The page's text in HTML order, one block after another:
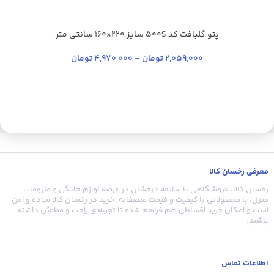
آبی کاربنیشیری ارغوانی+39
پتو گلبافت کد 500S سایز 220×160 سانتی متر
2,059,000تومان –
4,970,000تومان
معرفی رخسان کالا
رخسان کالا، فروشگاهی با سابقه درخشان در عرضه لوازم خانگی و ملزومات
منزل، با محصولاتی با کیفیت و قیمت منصفانه. خرید در رخسان کالا ساده و امن
است و امکان خرید اقساطی هم فراهم شده تا تجربه‌ای راحت و مطمئن داشته
باشید.
اطلاعات تماس